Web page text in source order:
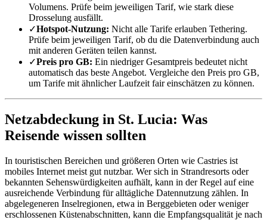
Volumens. Prüfe beim jeweiligen Tarif, wie stark diese
Drosselung ausfällt.
✓Hotspot-Nutzung: Nicht alle Tarife erlauben Tethering.
Prüfe beim jeweiligen Tarif, ob du die Datenverbindung auch
mit anderen Geräten teilen kannst.
✓Preis pro GB: Ein niedriger Gesamtpreis bedeutet nicht
automatisch das beste Angebot. Vergleiche den Preis pro GB,
um Tarife mit ähnlicher Laufzeit fair einschätzen zu können.
Netzabdeckung in St. Lucia: Was
Reisende wissen sollten
In touristischen Bereichen und größeren Orten wie Castries ist
mobiles Internet meist gut nutzbar. Wer sich in Strandresorts oder
bekannten Sehenswürdigkeiten aufhält, kann in der Regel auf eine
ausreichende Verbindung für alltägliche Datennutzung zählen. In
abgelegeneren Inselregionen, etwa in Berggebieten oder weniger
erschlossenen Küstenabschnitten, kann die Empfangsqualität je nach